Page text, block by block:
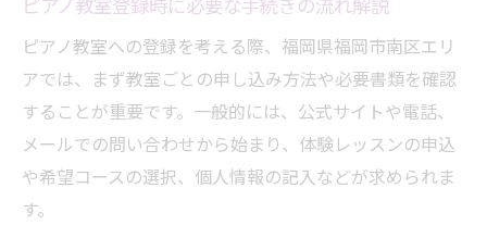
ピアノ教室登録時に必要な手続きの流れ解説
ピアノ教室への登録を考える際、福岡県福岡市南区エリ
アでは、まず教室ごとの申し込み方法や必要書類を確認
することが重要です。一般的には、公式サイトや電話、
メールでの問い合わせから始まり、体験レッスンの申込
や希望コースの選択、個人情報の記入などが求められま
す。